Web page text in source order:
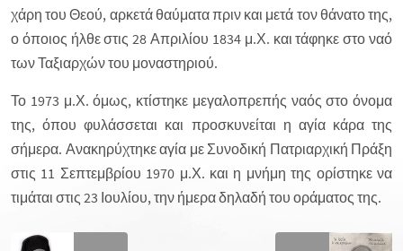
χάρη του Θεού, αρκετά θαύματα πριν και μετά τον θάνατο της,
ο όποιος ήλθε στις 28 Απριλίου 1834 μ.Χ. και τάφηκε στο ναό
των Ταξιαρχών του μοναστηριού.
Το 1973 μ.Χ. όμως, κτίστηκε μεγαλοπρεπής ναός στο όνομα
της, όπου φυλάσσεται και προσκυνείται η αγία κάρα της
σήμερα. Ανακηρύχτηκε αγία με Συνοδική Πατριαρχική Πράξη
στις 11 Σεπτεμβρίου 1970 μ.Χ. και η μνήμη της ορίστηκε να
τιμάται στις 23 Ιουλίου, την ήμερα δηλαδή του οράματος της.